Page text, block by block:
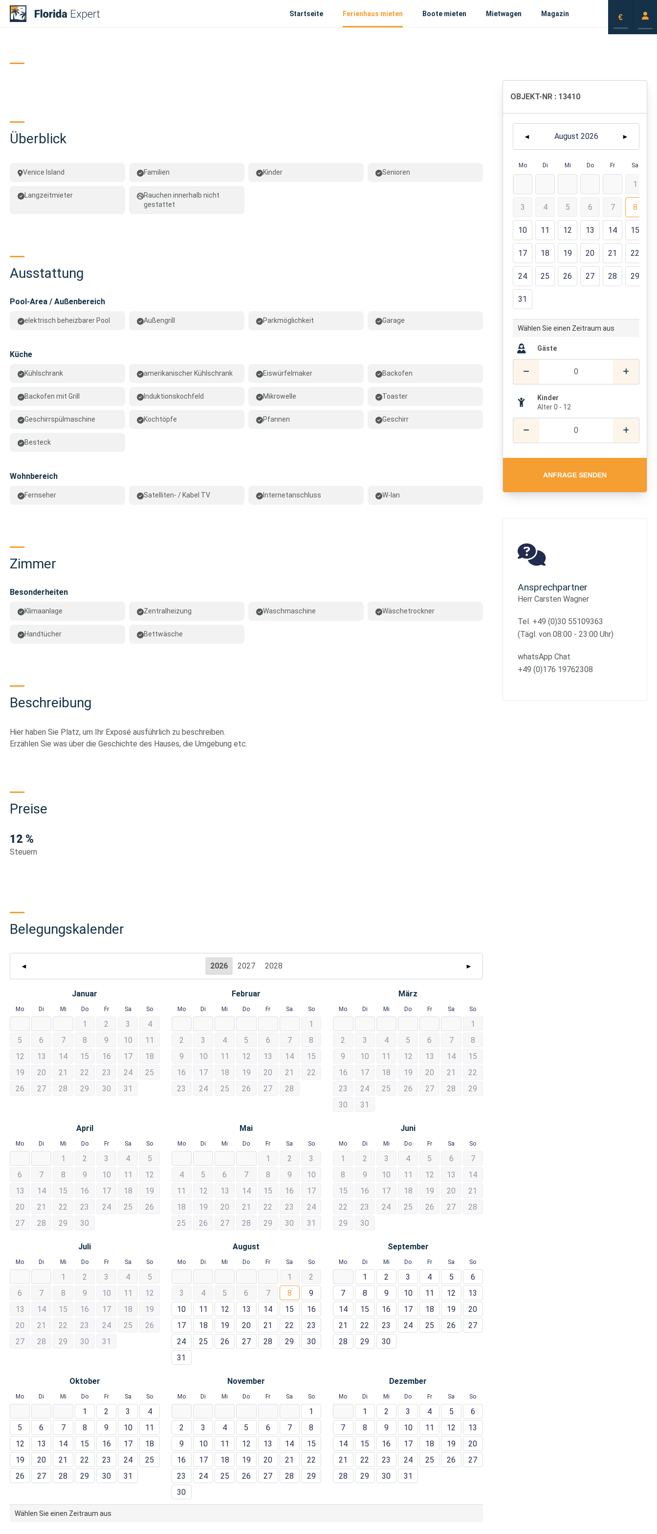
Startseite Ferienhaus mieten Boote mieten Mietwagen Magazin €
Überblick
Venice Island Familien Kinder Senioren
Langzeitmieter
Rauchen innerhalb nicht
gestattet
Ausstattung
Pool-Area / Außenbereich
elektrisch beheizbarer Pool Außengrill Parkmöglichkeit Garage
Küche
Kühlschrank amerikanischer Kühlschrank Eiswürfelmaker Backofen
Backofen mit Grill Induktionskochfeld Mikrowelle Toaster
Geschirrspülmaschine Kochtöpfe Pfannen Geschirr
Besteck
Wohnbereich
Fernseher Satelliten- / Kabel TV Internetanschluss W-lan
Zimmer
Besonderheiten
Klimaanlage Zentralheizung Waschmaschine Wäschetrockner
Handtücher Bettwäsche
Beschreibung
Hier haben Sie Platz, um Ihr Exposé ausführlich zu beschreiben.
Erzählen Sie was über die Geschichte des Hauses, die Umgebung etc.
Preise
12 %
Steuern
Belegungskalender
◄ 2026 2027 2028 ►
Januar
Mo Di Mi Do Fr Sa So
1 2 3
4
5
6 7 8 9 10
11
12
13 14 15 16 17
18
19
20 21 22 23 24
25
26
27 28 29 30 31
Februar
Mo Di Mi Do Fr Sa So
1
2
3 4 5 6 7
8
9
10 11 12 13 14
15
16
17 18 19 20 21
22
23
24 25 26 27 28
März
Mo Di Mi Do Fr Sa So
1
2
3 4 5 6 7
8
9
10 11 12 13 14
15
16
17 18 19 20 21
22
23
24 25 26 27 28
29
30
31
April
Mo Di Mi Do Fr Sa So
1 2 3 4
5
6
7 8 9 10 11
12
13
14 15 16 17 18
19
20
21 22 23 24 25
26
27
28 29 30
Mai
Mo Di Mi Do Fr Sa So
1 2
3
4
5 6 7 8 9
10
11
12 13 14 15 16
17
18
19 20 21 22 23
24
25
26 27 28 29 30 31
Juni
Mo Di Mi Do Fr Sa So
1 2 3 4 5 6
7
8
9 10 11 12 13
14
15
16 17 18 19 20
21
22
23 24 25 26 27
28
29
30
Juli
Mo Di Mi Do Fr Sa So
1 2 3 4
5
6
7 8 9 10 11
12
13
14 15 16 17 18
19
20
21 22 23 24 25
26
27
28 29 30 31
August
Mo Di Mi Do Fr Sa So
1
2
3
4 5 6 7 8
9
10
11 12 13 14 15
16
17
18 19 20 21 22
23
24
25 26 27 28 29
30
31
September
Mo Di Mi Do Fr Sa So
1 2 3 4 5
6
7
8 9 10 11 12
13
14
15 16 17 18 19
20
21
22 23 24 25 26
27
28
29 30
Oktober
Mo Di Mi Do Fr Sa So
1 2 3
4
5
6 7 8 9 10
11
12
13 14 15 16 17
18
19
20 21 22 23 24
25
26
27 28 29 30 31
November
Mo Di Mi Do Fr Sa So
1
2
3 4 5 6 7
8
9
10 11 12 13 14
15
16
17 18 19 20 21
22
23
24 25 26 27 28
29
30
Dezember
Mo Di Mi Do Fr Sa So
1 2 3 4 5
6
7
8 9 10 11 12
13
14
15 16 17 18 19
20
21
22 23 24 25 26
27
28
29 30 31
Wählen Sie einen Zeitraum aus
OBJEKT-NR : 13410
◄ August 2026 ►
Mo Di Mi Do Fr Sa
1
3 4 5 6 7 8
10 11 12 13 14 15
17 18 19 20 21 22
24 25 26 27 28 29
31
Wählen Sie einen Zeitraum aus
Gäste
Kinder
Alter 0 - 12
ANFRAGE SENDEN
Ansprechpartner
Herr Carsten Wagner
Tel. +49 (0)30 55109363
(Tägl. von 08:00 - 23:00 Uhr)
whatsApp Chat
+49 (0)176 19762308